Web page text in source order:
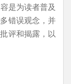
是为读者普及
错误观念，并
评和揭露，以